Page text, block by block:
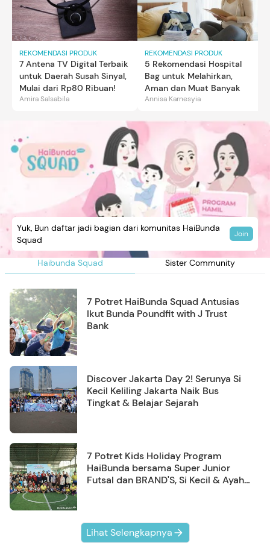
REKOMENDASI PRODUK
7 Antena TV Digital Terbaik
untuk Daerah Susah Sinyal,
Mulai dari Rp80 Ribuan!
Amira Salsabila
REKOMENDASI PRODUK
5 Rekomendasi Hospital
Bag untuk Melahirkan,
Aman dan Muat Banyak
Annisa Karnesyia
Haibunda Squad Sister Community
Yuk, Bun daftar jadi bagian dari komunitas HaiBunda
Squad
Join
7 Potret HaiBunda Squad Antusias
Ikut Bunda Poundfit with J Trust
Bank
Discover Jakarta Day 2! Serunya Si
Kecil Keliling Jakarta Naik Bus
Tingkat & Belajar Sejarah
7 Potret Kids Holiday Program
HaiBunda bersama Super Junior
Futsal dan BRAND'S, Si Kecil & Ayah
Lihat Selengkapnya